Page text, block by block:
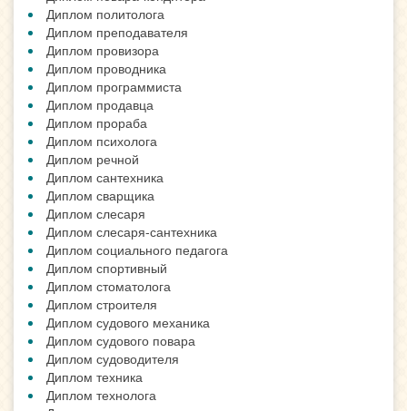
Диплом политолога
Диплом преподавателя
Диплом провизора
Диплом проводника
Диплом программиста
Диплом продавца
Диплом прораба
Диплом психолога
Диплом речной
Диплом сантехника
Диплом сварщика
Диплом слесаря
Диплом слесаря-сантехника
Диплом социального педагога
Диплом спортивный
Диплом стоматолога
Диплом строителя
Диплом судового механика
Диплом судового повара
Диплом судоводителя
Диплом техника
Диплом технолога